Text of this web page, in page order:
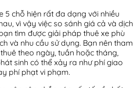
5 chỗ hiện rất đa dạng với nhiều
vì vậy việc so sánh giá cả và dịch
tìm được giải pháp thuê xe phù
và nhu cầu sử dụng. Bạn nên tham
theo ngày, tuần hoặc tháng,
sinh có thể xảy ra như phí giao
phí phạt vi phạm.